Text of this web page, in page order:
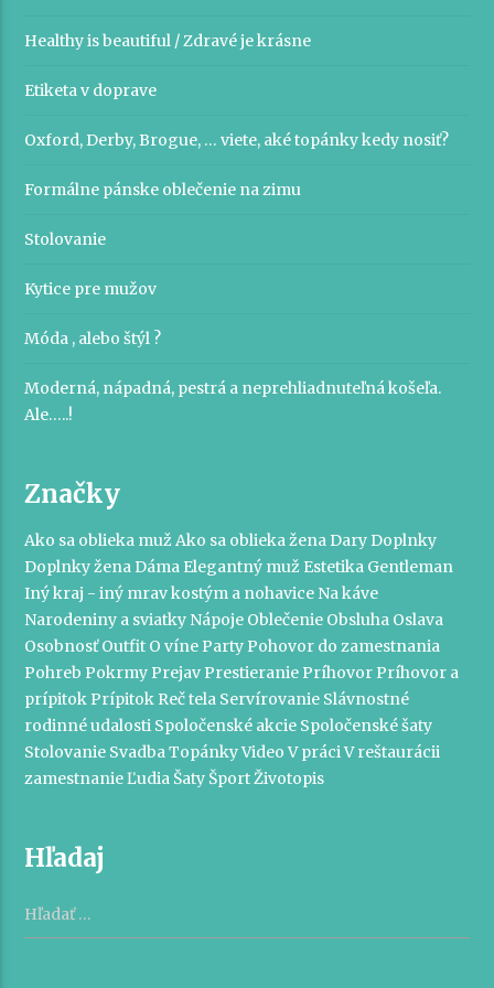
Healthy is beautiful / Zdravé je krásne
Etiketa v doprave
Oxford, Derby, Brogue, … viete, aké topánky kedy nosiť?
Formálne pánske oblečenie na zimu
Stolovanie
Kytice pre mužov
Móda , alebo štýl ?
Moderná, nápadná, pestrá a neprehliadnuteľná košeľa.
Ale…..!
Značky
Ako sa oblieka muž Ako sa oblieka ženaDaryDoplnky
Doplnky ženaDáma Elegantný muž Estetika Gentleman
Iný kraj - iný mravkostým a nohavice Na káve
Narodeniny a sviatky Nápoje Oblečenie Obsluha Oslava
OsobnosťOutfit O víne Party Pohovor do zamestnania
Pohreb Pokrmy Prejav Prestieranie Príhovor Príhovor a
prípitok Prípitok Reč tela Servírovanie Slávnostné
rodinné udalosti Spoločenské akcie Spoločenské šaty
Stolovanie SvadbaTopánkyVideo V práciV reštaurácii
zamestnanieĽudia Šaty ŠportŽivotopis
Hľadaj